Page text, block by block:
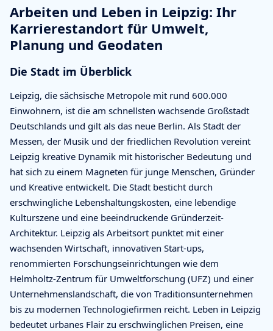
Arbeiten und Leben in Leipzig: Ihr
Karrierestandort für Umwelt,
Planung und Geodaten
Die Stadt im Überblick
Leipzig, die sächsische Metropole mit rund 600.000
Einwohnern, ist die am schnellsten wachsende Großstadt
Deutschlands und gilt als das neue Berlin. Als Stadt der
Messen, der Musik und der friedlichen Revolution vereint
Leipzig kreative Dynamik mit historischer Bedeutung und
hat sich zu einem Magneten für junge Menschen, Gründer
und Kreative entwickelt. Die Stadt besticht durch
erschwingliche Lebenshaltungskosten, eine lebendige
Kulturszene und eine beeindruckende Gründerzeit-
Architektur. Leipzig als Arbeitsort punktet mit einer
wachsenden Wirtschaft, innovativen Start-ups,
renommierten Forschungseinrichtungen wie dem
Helmholtz-Zentrum für Umweltforschung (UFZ) und einer
Unternehmenslandschaft, die von Traditionsunternehmen
bis zu modernen Technologiefirmen reicht. Leben in Leipzig
bedeutet urbanes Flair zu erschwinglichen Preisen, eine